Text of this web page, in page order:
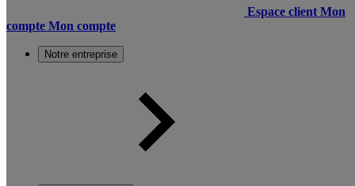
Espace client Mon
compte Mon compte
Notre entreprise